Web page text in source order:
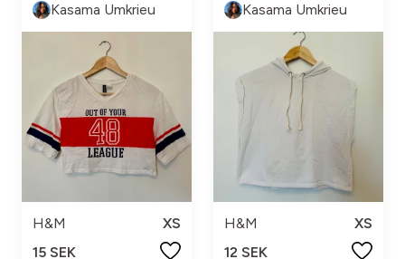
Kasama Umkrieu
H&M
XS
15 SEK
Kasama Umkrieu
H&M
XS
12 SEK